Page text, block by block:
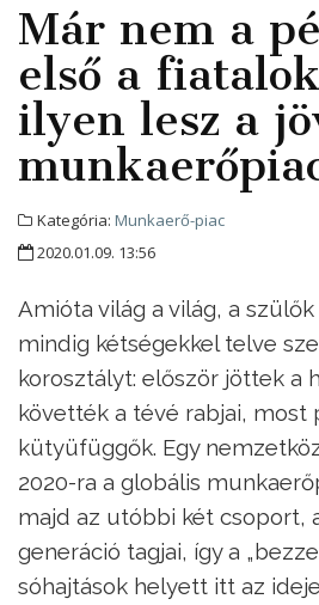
Már nem a
első a
ilyen lesz a
Kategória: Munkaerő-piac
2020.01.09. 13:56
Amióta világ a világ, a
mindig kétségekkel telve
korosztályt: először jöttek a
követték a tévé rabjai, most
kütyüfüggők. Egy
2020-ra a globális
majd az utóbbi két csoport,
generáció tagjai, így a
sóhajtások helyett itt az